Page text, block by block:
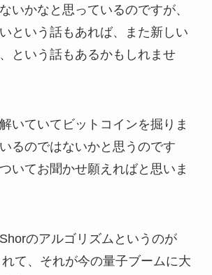
いかなと思っているのですが、
という話もあれば、また新しい
という話もあるかもしれませ
いていてビットコインを掘りま
るのではないかと思うのです
いてお聞かせ願えればと思いま
のアルゴリズムというのが
て、それが今の量子ブームに大